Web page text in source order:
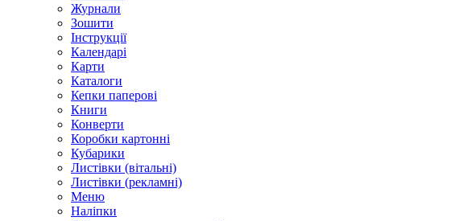
Журнали
Зошити
Інструкції
Календарі
Карти
Каталоги
Кепки паперові
Книги
Конверти
Коробки картонні
Кубарики
Листівки (вітальні)
Листівки (рекламні)
Меню
Наліпки